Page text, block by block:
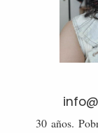
30 años.